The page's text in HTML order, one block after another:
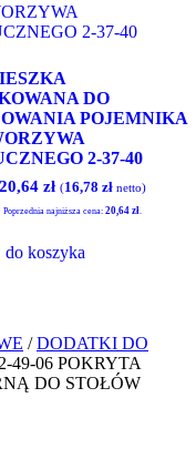
na
stronie
DO
POJEMNIKA
2-37-40
Pierwotna
wynosiła:
20,64 złAktualna
wynosi:
(16,78 złnetto)
Poprzednia najniższa cena: 20,64 zł.
do koszyka
/DODATKI DO
49-06 POKRYTA
DO STOŁÓW